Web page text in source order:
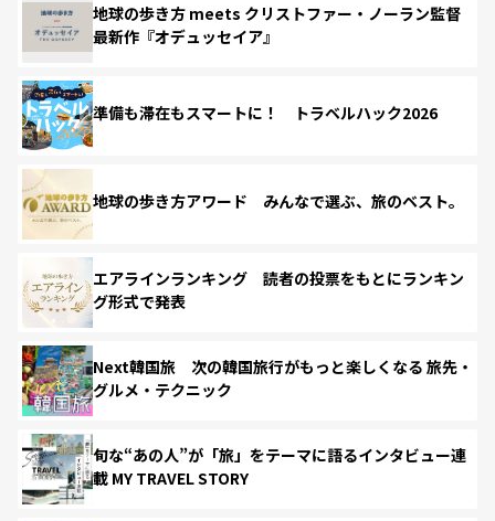
地球の歩き方 meets クリストファー・ノーラン監督
最新作『オデュッセイア』
準備も滞在もスマートに！ トラベルハック2026
地球の歩き方アワード みんなで選ぶ、旅のベスト。
エアラインランキング 読者の投票をもとにランキン
グ形式で発表
Next韓国旅 次の韓国旅行がもっと楽しくなる 旅先・
グルメ・テクニック
旬な“あの人”が「旅」をテーマに語るインタビュー連
載 MY TRAVEL STORY